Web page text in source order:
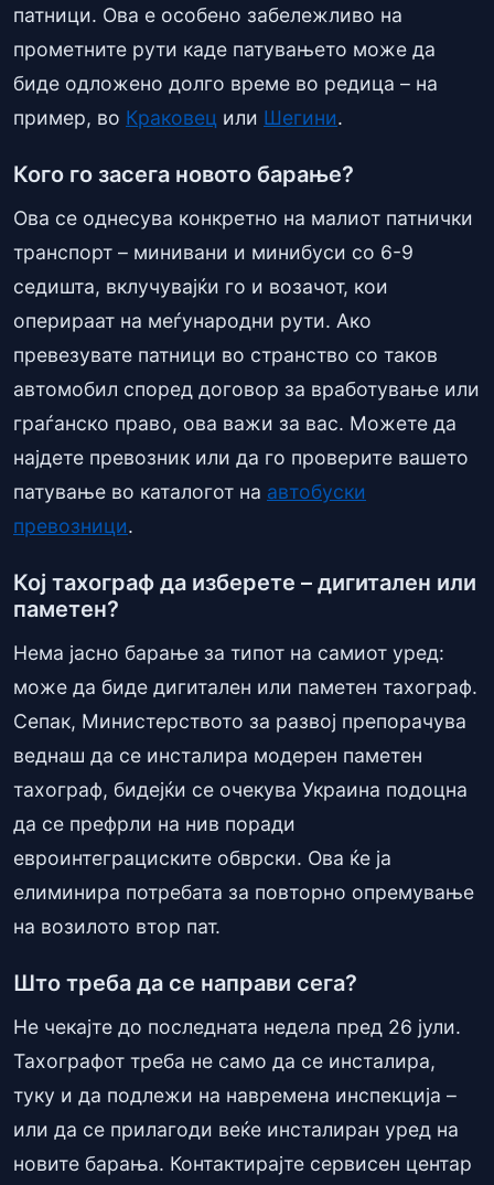
патници. Ова е особено забележливо на
прометните рути каде патувањето може да
биде одложено долго време во редица – на
пример, во Краковец или Шегини.
Кого го засега новото барање?
Ова се однесува конкретно на малиот патнички
транспорт – минивани и минибуси со 6-9
седишта, вклучувајќи го и возачот, кои
оперираат на меѓународни рути. Ако
превезувате патници во странство со таков
автомобил според договор за вработување или
граѓанско право, ова важи за вас. Можете да
најдете превозник или да го проверите вашето
патување во каталогот на автобуски
превозници.
Кој тахограф да изберете – дигитален или
паметен?
Нема јасно барање за типот на самиот уред:
може да биде дигитален или паметен тахограф.
Сепак, Министерството за развој препорачува
веднаш да се инсталира модерен паметен
тахограф, бидејќи се очекува Украина подоцна
да се префрли на нив поради
евроинтеграциските обврски. Ова ќе ја
елиминира потребата за повторно опремување
на возилото втор пат.
Што треба да се направи сега?
Не чекајте до последната недела пред 26 јули.
Тахографот треба не само да се инсталира,
туку и да подлежи на навремена инспекција –
или да се прилагоди веќе инсталиран уред на
новите барања. Контактирајте сервисен центар